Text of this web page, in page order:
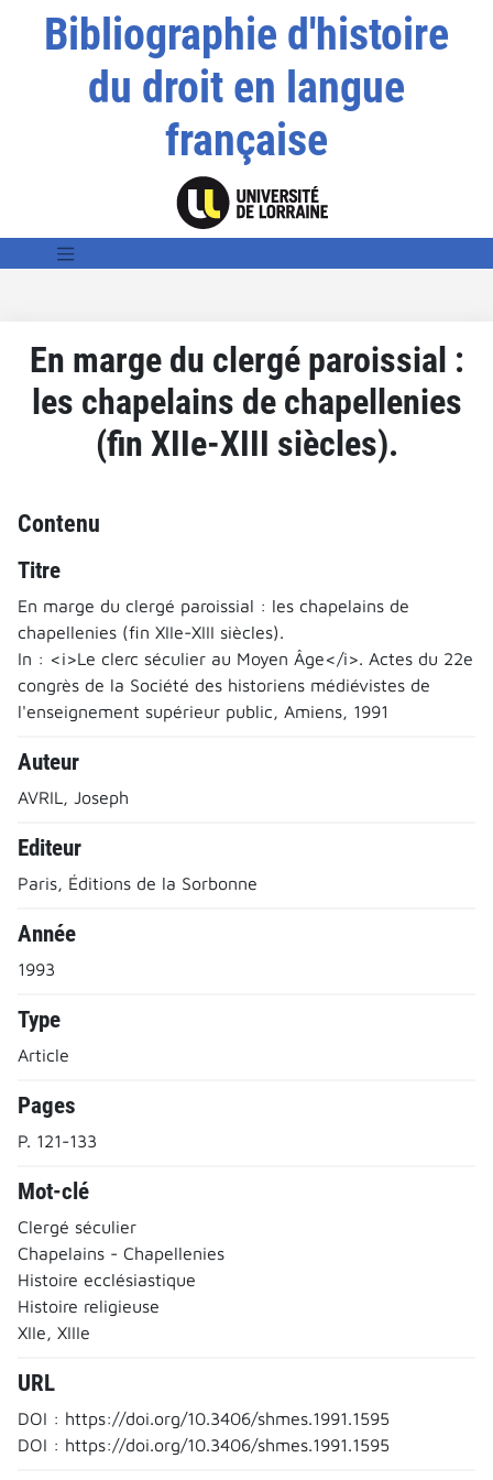
Bibliographie d'histoire
du droit en langue
française
En marge du clergé paroissial :
les chapelains de chapellenies
(fin XIIe-XIII siècles).
Contenu
Titre
En marge du clergé paroissial : les chapelains de
chapellenies (fin XIIe-XIII siècles).
In : <i>Le clerc séculier au Moyen Âge</i>. Actes du 22e
congrès de la Société des historiens médiévistes de
l'enseignement supérieur public, Amiens, 1991
Auteur
AVRIL, Joseph
Editeur
Paris, Éditions de la Sorbonne
Année
1993
Type
Article
Pages
P. 121-133
Mot-clé
Clergé séculier
Chapelains - Chapellenies
Histoire ecclésiastique
Histoire religieuse
XIIe, XIIIe
URL
DOI : https://doi.org/10.3406/shmes.1991.1595
DOI : https://doi.org/10.3406/shmes.1991.1595